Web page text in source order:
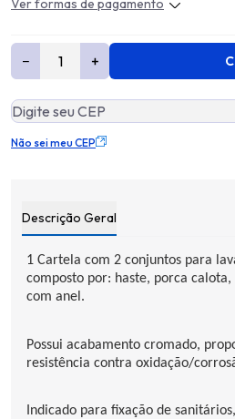
Ver formas de pagamento
− +
Não sei meu CEP
Descrição Geral
1 Cartela com 2 conjuntos para
composto por: haste, porca
com anel.
Possui acabamento cromado,
resistência contra oxidação/
Indicado para fixação de